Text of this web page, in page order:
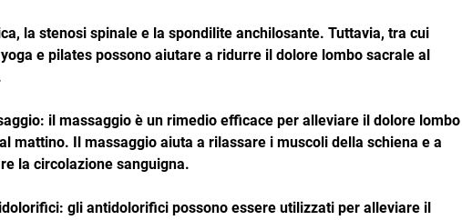
e pilates possono aiutare a ridurre il dolore lombo sacrale al
il massaggio è un rimedio efficace per alleviare il dolore lombo
mattino. Il massaggio aiuta a rilassare i muscoli della schiena e a
la circolazione sanguigna.
gli antidolorifici possono essere utilizzati per alleviare il